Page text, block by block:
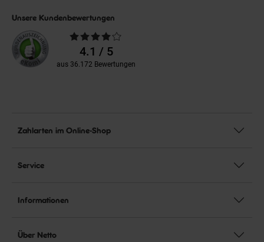
Unsere Kundenbewertungen
Durchschnittliche
Bewertungen4.1 / 5
aus 36.172 Bewertungen
Zahlarten im Online-Shop
Service
Informationen
Über Netto